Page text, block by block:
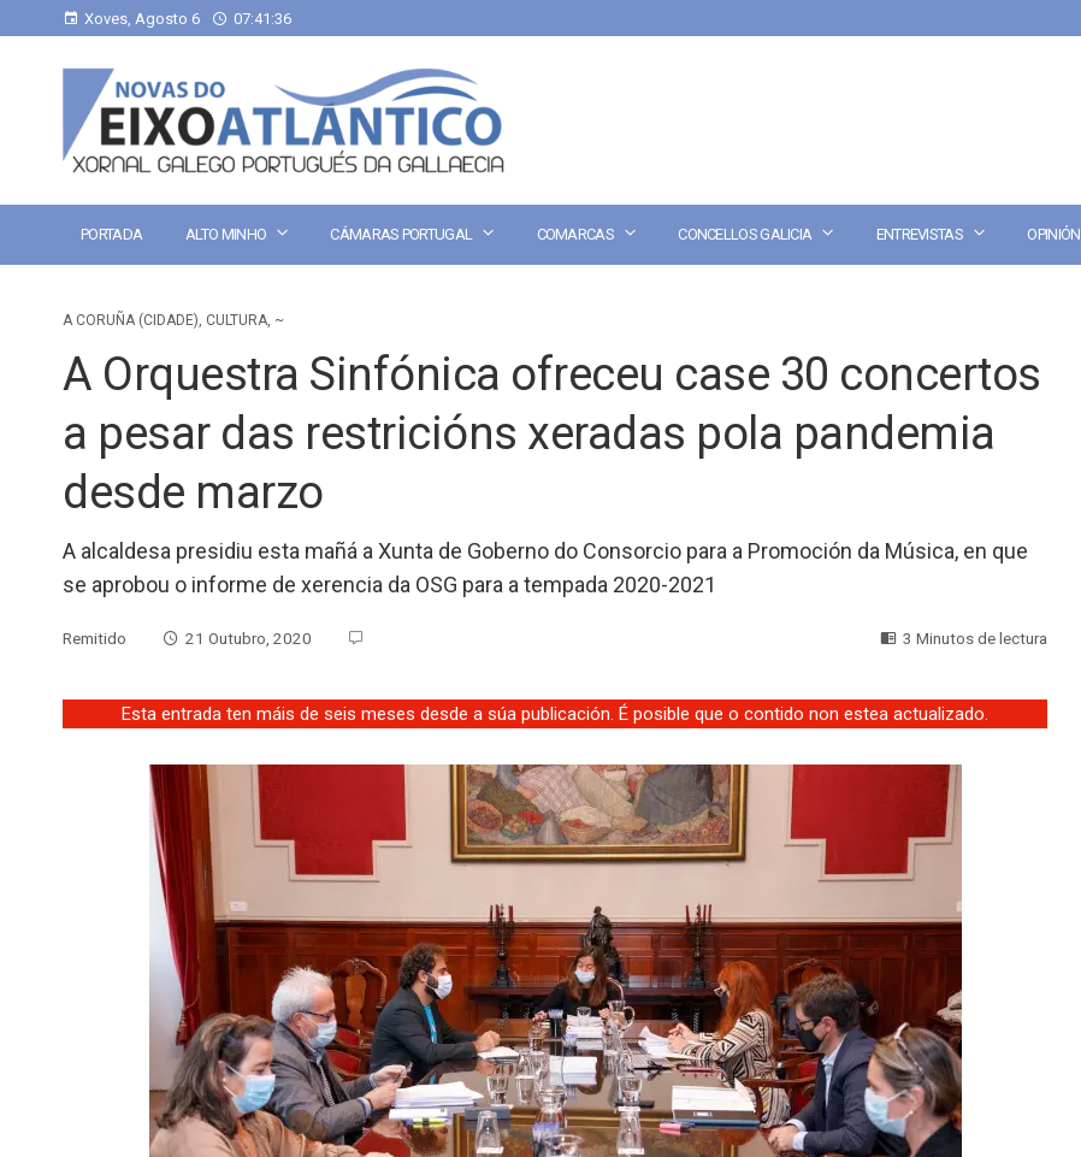
Xoves, Agosto 6 07:41:37
PORTADA ALTO MINHO CÁMARAS PORTUGAL COMARCAS CONCELLOS GALICIA ENTREVISTAS OPINIÓN
A CORUÑA (CIDADE), CULTURA, ~
A Orquestra Sinfónica ofreceu case 30 concertos
a pesar das restricións xeradas pola pandemia
desde marzo
A alcaldesa presidiu esta mañá a Xunta de Goberno do Consorcio para a Promoción da Música, en que
se aprobou o informe de xerencia da OSG para a tempada 2020-2021
Remitido 21 Outubro, 2020 3 Minutos de lectura
Esta entrada ten máis de seis meses desde a súa publicación. É posible que o contido non estea actualizado.